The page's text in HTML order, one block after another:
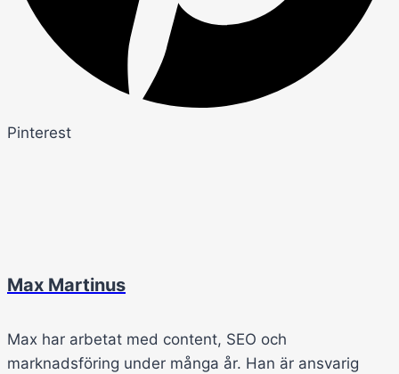
Pinterest
Max Martinus
Max har arbetat med content, SEO och
marknadsföring under många år. Han är ansvarig